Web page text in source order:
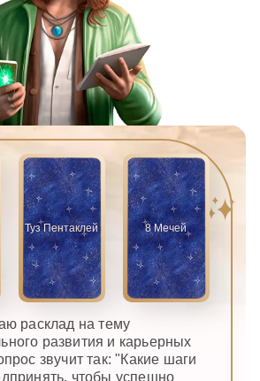
Туз Пентаклей 8 Мечей
расклад на тему
развития и карьерных
звучит так: "Какие шаги
чтобы успешно